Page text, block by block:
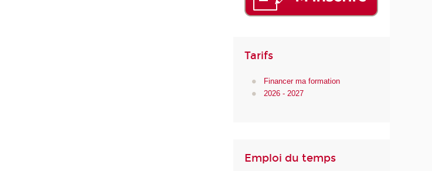
Tarifs
Financer ma formation
2026 - 2027
Emploi du temps